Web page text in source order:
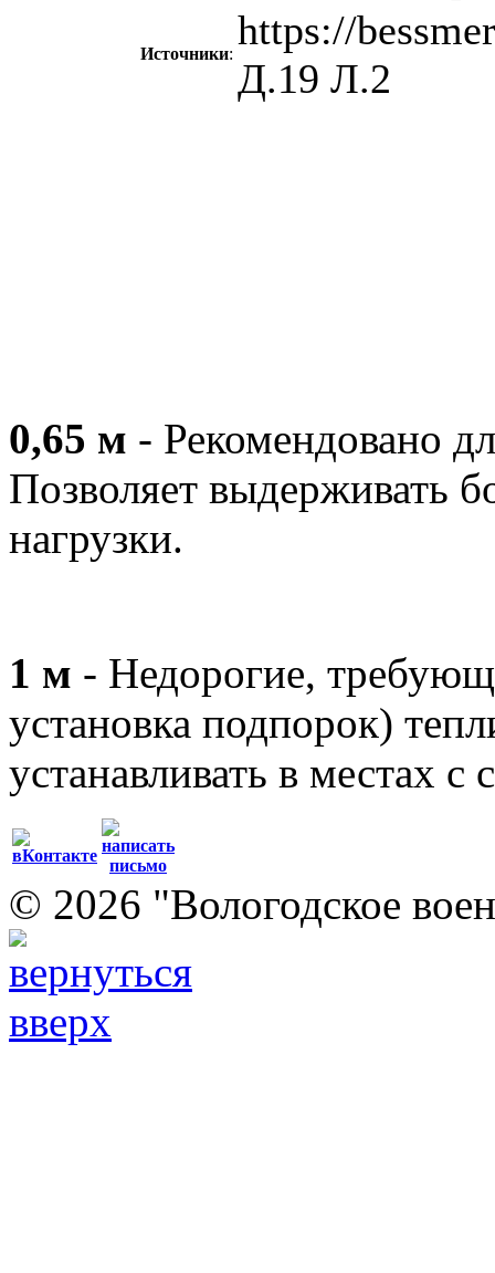
Источники:
https://
Д.19 Л.2
0,65 м - Рекомендовано
Позволяет выдерживать
нагрузки.
1 м - Недорогие,
установка подпорок)
устанавливать в местах
© 2026 "Вологодское